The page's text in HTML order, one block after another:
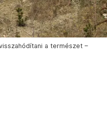
a természet –